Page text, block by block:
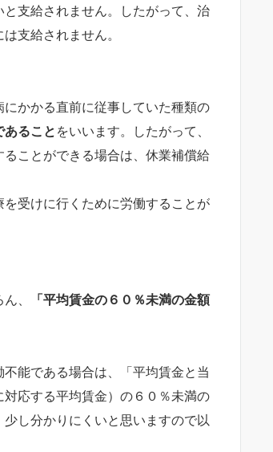
支給されません。したがって、治
支給されません。
かかる直前に従事していた種類の
あること をいいます。したがって、
ことができる場合は、休業補償給
受けに行くために労働することが
、
「平均賃金の６０％未満の金額
能である場合は、「平均賃金と当
応する平均賃金）の６０％未満の
し分かりにくいと思いますので以